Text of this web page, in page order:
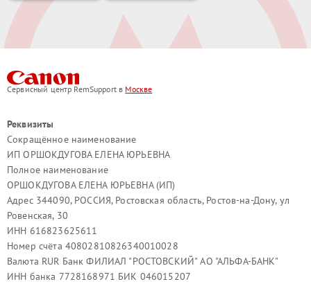
Сервисный центр RemSupport в Москве
Реквизиты
Сокращённое наименование
ИП ОРШОКДУГОВА ЕЛЕНА ЮРЬЕВНА
Полное наименование
ОРШОКДУГОВА ЕЛЕНА ЮРЬЕВНА (ИП)
Адрес 344090, РОССИЯ, Ростовская область, Ростов-на-Дону, ул
Ровенская, 30
ИНН 616823625611
Номер счёта 40802810826340010028
Валюта RUR Банк ФИЛИАЛ "РОСТОВСКИЙ" АО "АЛЬФА-БАНК"
ИНН банка 7728168971 БИК 046015207